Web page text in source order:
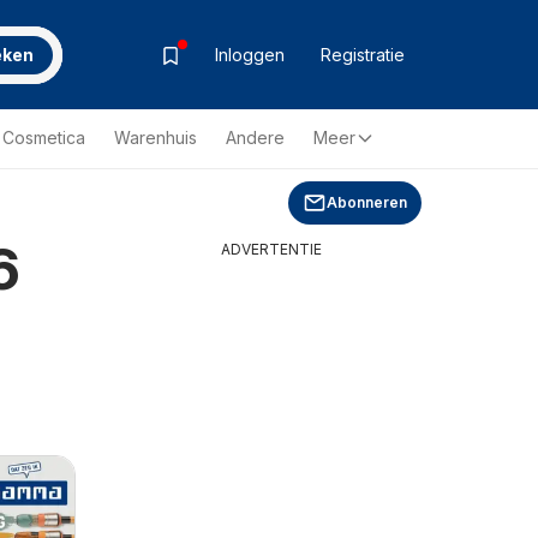
Inloggen Registratie
Warenhuis Andere Meer
Abonneren
ADVERTENTIE